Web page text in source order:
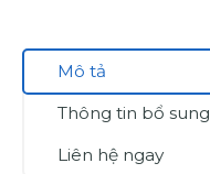
Mô tả
Thông tin bổ sung
Liên hệ ngay